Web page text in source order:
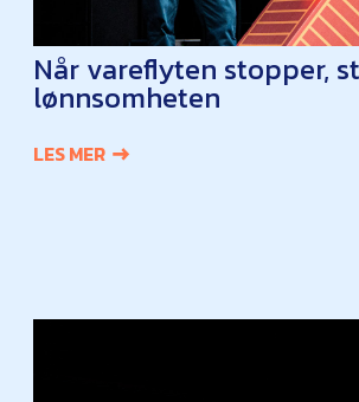
Når vareflyten stopper,
lønnsomheten
LES MER